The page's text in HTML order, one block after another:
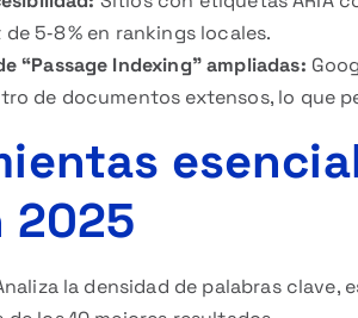
5‑8 % en rankings locales.
“Passage Indexing” ampliadas:
de documentos extensos, lo que
2025
la densidad de palabras